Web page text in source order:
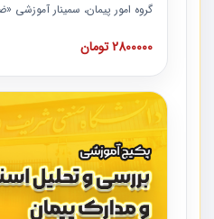
گروه امور پیمان، سمینار آموزشی
های عمرانی» چالش ها، تخلفات
است که در محل سندیکای شرکت
مدارک پیمان به همراه تجربیات
2800000 تومان